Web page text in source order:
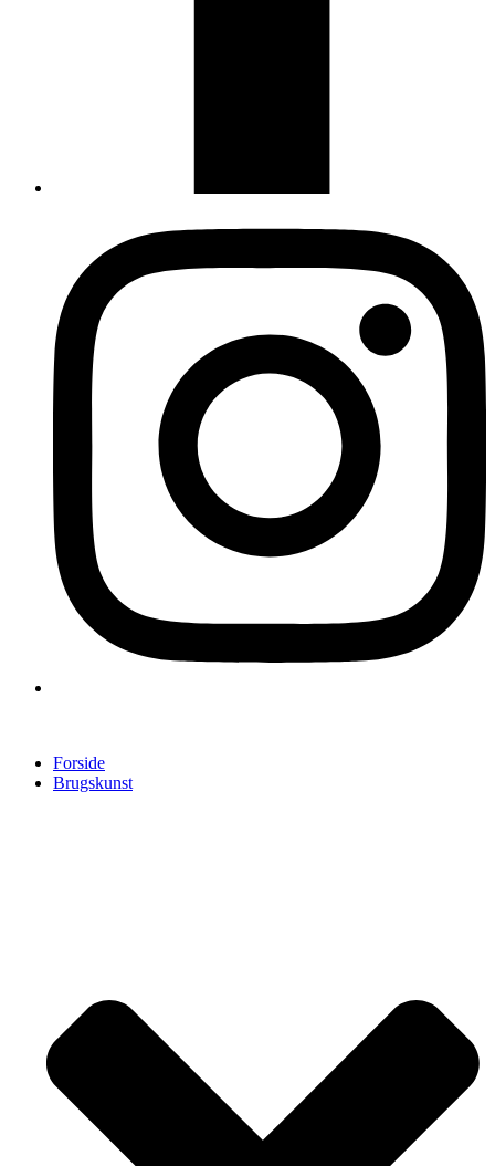
Forside
Brugskunst